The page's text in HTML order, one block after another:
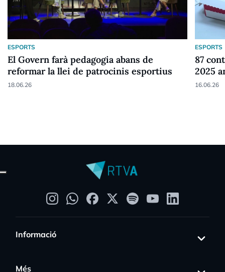
ESPORTS
El Govern farà pedagogia abans de
reformar la llei de patrocinis esportius
18.06.26
ESPORTS
87
2025
16.06.26
Informació
Més